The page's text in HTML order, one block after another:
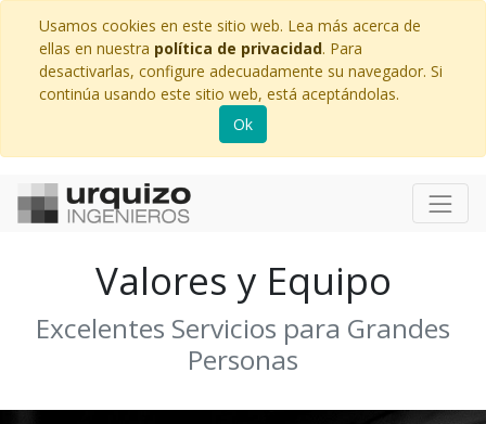
Usamos cookies en este sitio web. Lea más acerca de
ellas en nuestra política de privacidad. Para
desactivarlas, configure adecuadamente su navegador. Si
continúa usando este sitio web, está aceptándolas.
Ok
Valores y Equipo
Excelentes Servicios para Grandes
Personas